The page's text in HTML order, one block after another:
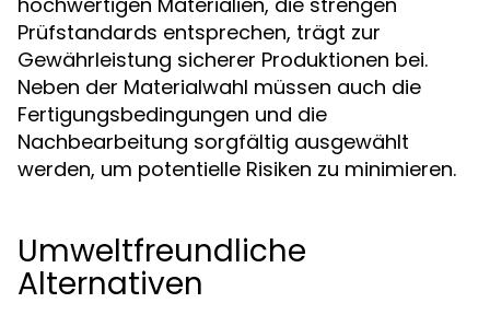
Prüfstandards entsprechen, trägt zur
Gewährleistung sicherer Produktionen bei.
Neben der Materialwahl müssen auch die
Fertigungsbedingungen und die
Nachbearbeitung sorgfältig ausgewählt
werden, um potentielle Risiken zu minimieren.
Umweltfreundliche
Alternativen